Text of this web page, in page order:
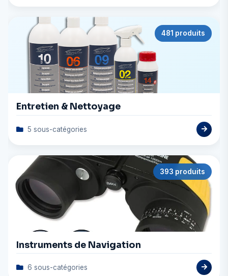
481 produits
Entretien & Nettoyage
5 sous-catégories
393 produits
Instruments de Navigation
6 sous-catégories